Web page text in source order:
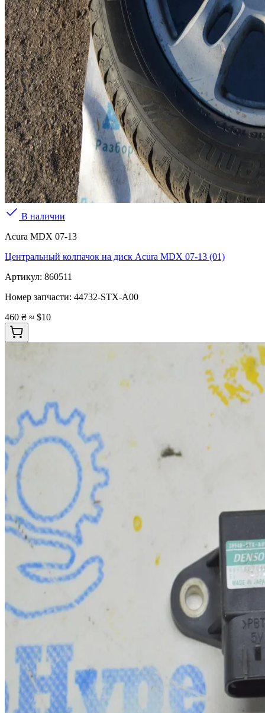
В наличии
Acura MDX 07-13
Центральный колпачок на диск Acura MDX 07-13 (01)
Артикул: 860511
Номер запчасти: 44732-STX-A00
460 ₴ ≈ $10